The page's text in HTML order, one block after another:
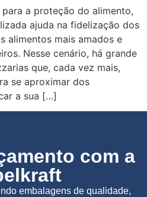
a proteção do alimento,
ajuda na fidelização dos
alimentos mais amados e
Nesse cenário, há grande
que, cada vez mais,
se aproximar dos
a sua […]
com a
embalagens de qualidade,